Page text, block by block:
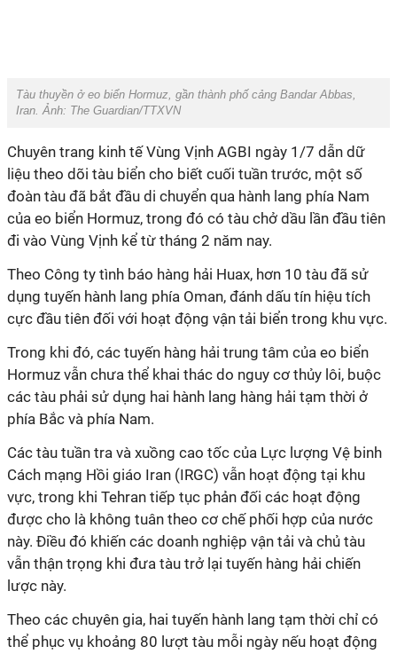
Tàu thuyền ở eo biển Hormuz, gần thành phố cảng Bandar Abbas,
Iran. Ảnh: The Guardian/TTXVN
Chuyên trang kinh tế Vùng Vịnh AGBI ngày 1/7 dẫn dữ
liệu theo dõi tàu biển cho biết cuối tuần trước, một số
đoàn tàu đã bắt đầu di chuyển qua hành lang phía Nam
của eo biển Hormuz, trong đó có tàu chở dầu lần đầu tiên
đi vào Vùng Vịnh kể từ tháng 2 năm nay.
Theo Công ty tình báo hàng hải Huax, hơn 10 tàu đã sử
dụng tuyến hành lang phía Oman, đánh dấu tín hiệu tích
cực đầu tiên đối với hoạt động vận tải biển trong khu vực.
Trong khi đó, các tuyến hàng hải trung tâm của eo biển
Hormuz vẫn chưa thể khai thác do nguy cơ thủy lôi, buộc
các tàu phải sử dụng hai hành lang hàng hải tạm thời ở
phía Bắc và phía Nam.
Các tàu tuần tra và xuồng cao tốc của Lực lượng Vệ binh
Cách mạng Hồi giáo Iran (IRGC) vẫn hoạt động tại khu
vực, trong khi Tehran tiếp tục phản đối các hoạt động
được cho là không tuân theo cơ chế phối hợp của nước
này. Điều đó khiến các doanh nghiệp vận tải và chủ tàu
vẫn thận trọng khi đưa tàu trở lại tuyến hàng hải chiến
lược này.
Theo các chuyên gia, hai tuyến hành lang tạm thời chỉ có
thể phục vụ khoảng 80 lượt tàu mỗi ngày nếu hoạt động